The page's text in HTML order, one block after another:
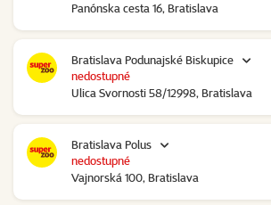
Panónska cesta 16, Bratislava
Bratislava Podunajské Biskupice
Ulica Svornosti 58/12998, Bratislava
nedostupné
Bratislava Polus
Vajnorská 100, Bratislava
nedostupné